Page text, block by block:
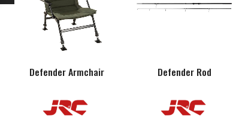
Defender Armchair Defender Rod